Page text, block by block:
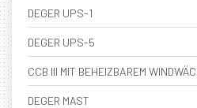
DEGER UPS-1
DEGER UPS-5
CCB III MIT BEHEIZBAREM
DEGER MAST